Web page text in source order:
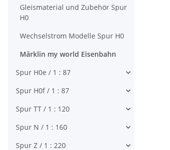
Gleismaterial und Zubehör Spur
H0
Wechselstrom Modelle Spur H0
Märklin my world Eisenbahn
Spur H0e / 1 : 87
Spur H0f / 1 : 87
Spur TT / 1 : 120
Spur N / 1 : 160
Spur Z / 1 : 220